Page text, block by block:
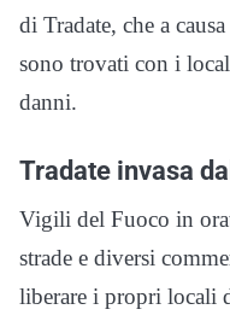
di Tradate, che a
sono trovati con i
danni.
Tradate invasa
Vigili del Fuoco in
strade e diversi
liberare i propri locali